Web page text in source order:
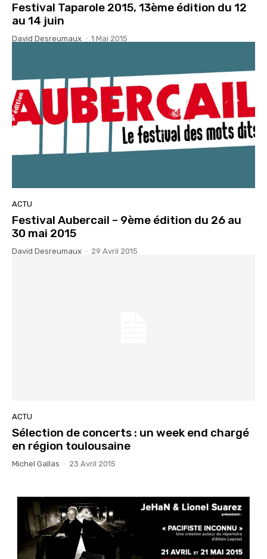
Festival Taparole 2015, 13ème édition du 12
au 14 juin
David Desreumaux - 1 Mai 2015
ACTU
Festival Aubercail – 9ème édition du 26 au
30 mai 2015
David Desreumaux - 29 Avril 2015
ACTU
Sélection de concerts : un week end chargé
en région toulousaine
Michel Gallas - 23 Avril 2015